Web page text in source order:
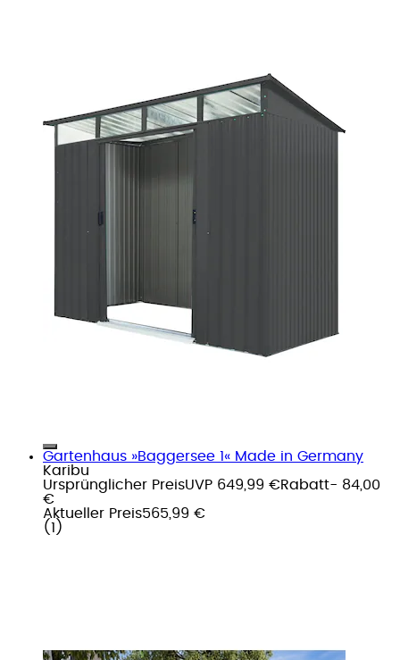
Gartenhaus »Baggersee 1« Made in Germany
Karibu
Ursprünglicher PreisUVP 649,99 €Rabatt- 84,00
€
Aktueller Preis565,99 €
( 1 )